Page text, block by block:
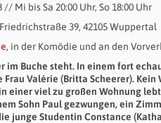
// Mi bis Sa 20:00 Uhr, So 18:00 Uhr
39, 42105 Wuppertal
, in der Komödie und an den
Buche steht. In einem fort
Valérie (Britta Scheerer). Kein
viel zu großen Wohnung
Sohn Paul gezwungen, ein
junge Studentin Constance